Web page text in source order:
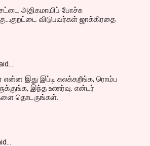
அதிகமாயிப் போச்சு
விடுபவர்கள் ஜாக்கிரதை
என்ன இது இப்டி கலக்கறீங்க, ரொம்ப
இந்த உணர்வு. என்டர்
தொடருங்கள்.